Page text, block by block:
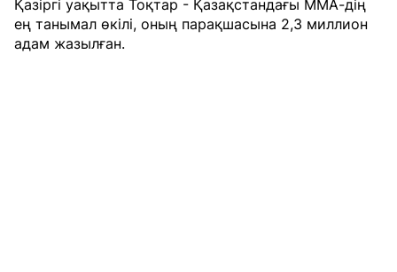
Қазіргі уақытта Тоқтар - Қазақстандағы ММА-дің
ең танымал өкілі, оның парақшасына 2,3 миллион
адам жазылған.